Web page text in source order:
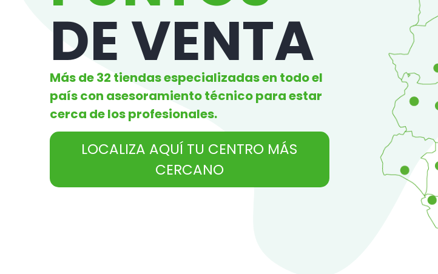
DE VENTA
Más de 32 tiendas especializadas en todo el
país con asesoramiento técnico para estar
cerca de los profesionales.
LOCALIZA AQUÍ TU CENTRO MÁS
CERCANO